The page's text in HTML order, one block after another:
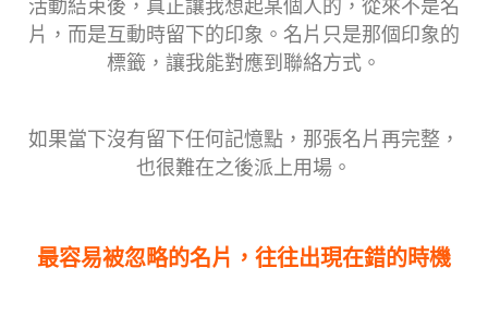
活動結束後，真正讓我想起某個人的，從來不是名
片，而是互動時留下的印象。名片只是那個印象的
標籤，讓我能對應到聯絡方式。
如果當下沒有留下任何記憶點，那張名片再完整，
也很難在之後派上用場。
最容易被忽略的名片，往往出現在錯的時機